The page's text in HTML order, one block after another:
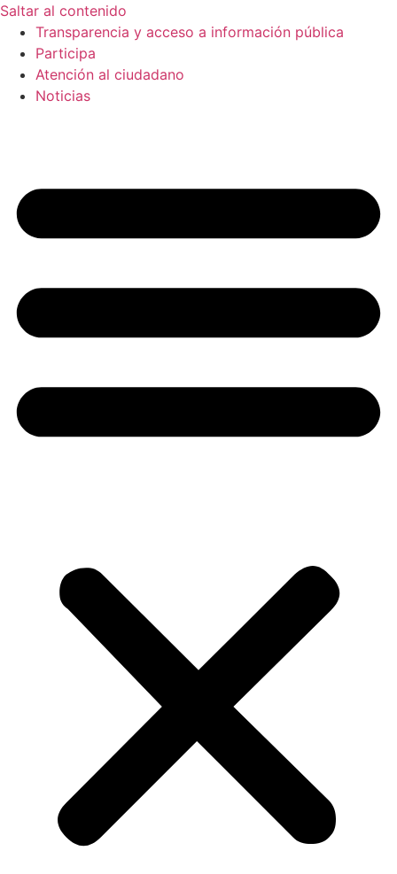
Saltar al contenido
Transparencia y acceso a información pública
Participa
Atención al ciudadano
Noticias